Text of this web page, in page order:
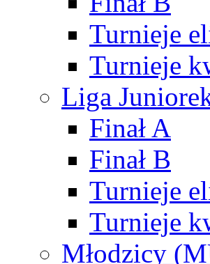
Turnieje
Turnieje
Liga
Finał A
Finał B
Turnieje
Turnieje
Młodzicy